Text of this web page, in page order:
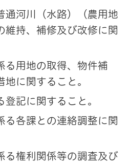
通河川（水路）（農用地
維持、補修及び改修に関
る用地の取得、物件補
地に関すること。
登記に関すること。
る各課との連絡調整に関
る権利関係等の調査及び